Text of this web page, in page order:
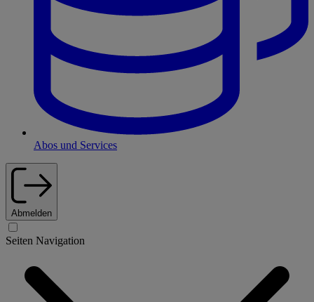
Abos und Services
Abmelden
Seiten Navigation